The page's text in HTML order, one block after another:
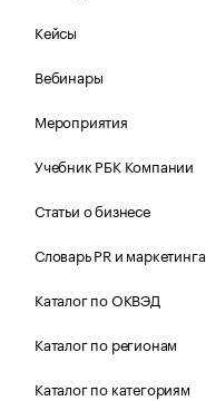
Кейсы
Вебинары
Мероприятия
Учебник РБК Компании
Статьи о бизнесе
Словарь PR и маркетинга
Каталог по ОКВЭД
Каталог по регионам
Каталог по категориям